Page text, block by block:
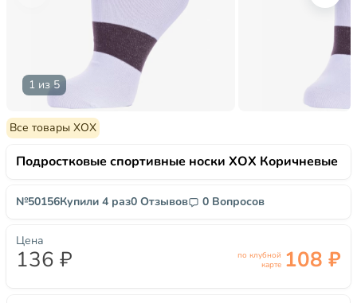
1 из 5
Все товары ХОХ
Подростковые спортивные носки ХОХ Коричневые
№50156Купили 4 раз0 Отзывов 0 Вопросов
Цена
136 ₽
по клубной
карте 108 ₽